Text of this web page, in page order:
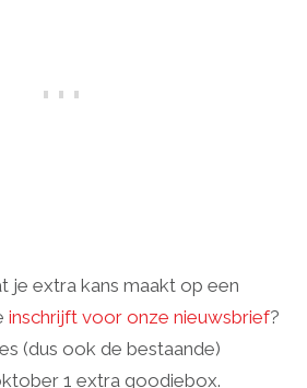
je extra kans maakt op een
inschrijft voor onze nieuwsbrief?
(dus ook de bestaande)
1 extra goodiebox.